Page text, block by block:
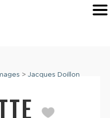
> Jacques Doillon